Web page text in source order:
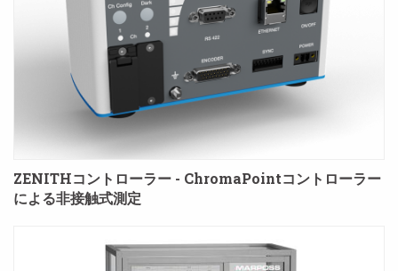
ZENITHコントローラー - ChromaPointコントローラー
による非接触式測定